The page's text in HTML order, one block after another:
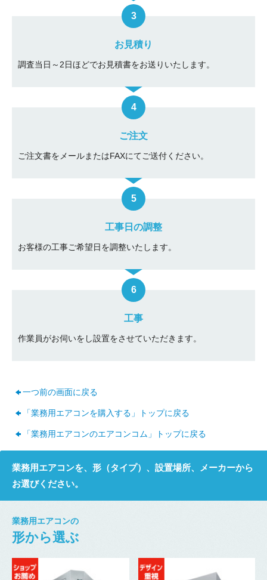
お見積り
調査当日～2日ほどでお見積書をお送りいたします。
ご注文
ご注文書をメールまたはFAXにてご送付ください。
工事日の調整
お客様の工事ご希望日を調整いたします。
工事
作業員がお伺いをし設置をさせていただきます。
一つ前の画面に戻る
「業務用エアコンを購入する」トップに戻る
「業務用エアコンのエアコンコム」トップに戻る
業務用エアコンを、形（タイプ）、設置場所、メーカーから
お選びください。
業務用エアコンの
形から選ぶ